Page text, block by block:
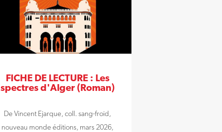
FICHE DE LECTURE : Les
spectres d'Alger (Roman)
De Vincent Ejarque, coll. sang-froid,
nouveau monde éditions, mars 2026,